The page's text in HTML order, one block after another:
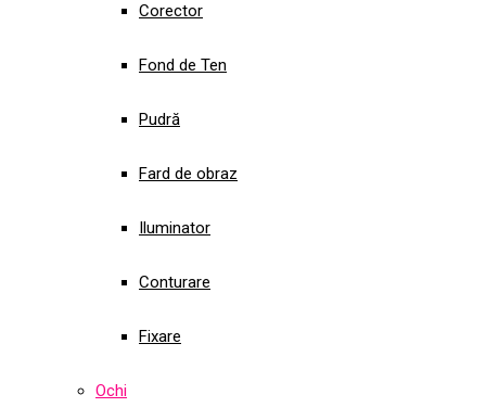
Corector
Fond de Ten
Pudră
Fard de obraz
Iluminator
Conturare
Fixare
Ochi